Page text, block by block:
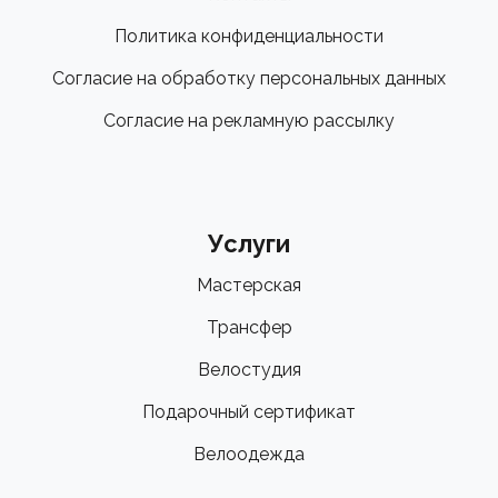
долговечности: очки
этом будут максимально
комфортно сидеть на лице.
сцепления и полностью
регулируемым окончаниям дужек. Шлем останется
самых жестких кочках или при сильном
надежную посадку, словно сделанную на заказ.
Технические характеристики:
Политика конфиденциальности
Согласие на обработку персональных данных
Согласие на рекламную рассылку
Услуги
Мастерская
Трансфер
Велостудия
Подарочный сертификат
Велоодежда